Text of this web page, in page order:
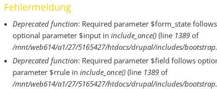
Fehlermeldung
Deprecated function: Required parameter $form_state follows
optional parameter $input in include_once()(line 1389of
/mnt/web614/a1/27/5165427/htdocs/drupal/includes/
Deprecated function: Required parameter $field follows
parameter $rrule in include_once()(line 1389of
/mnt/web614/a1/27/5165427/htdocs/drupal/includes/